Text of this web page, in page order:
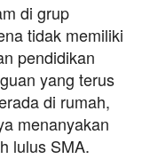
di grup
tidak memiliki
pendidikan
yang terus
di rumah,
menanyakan
lulus SMA.